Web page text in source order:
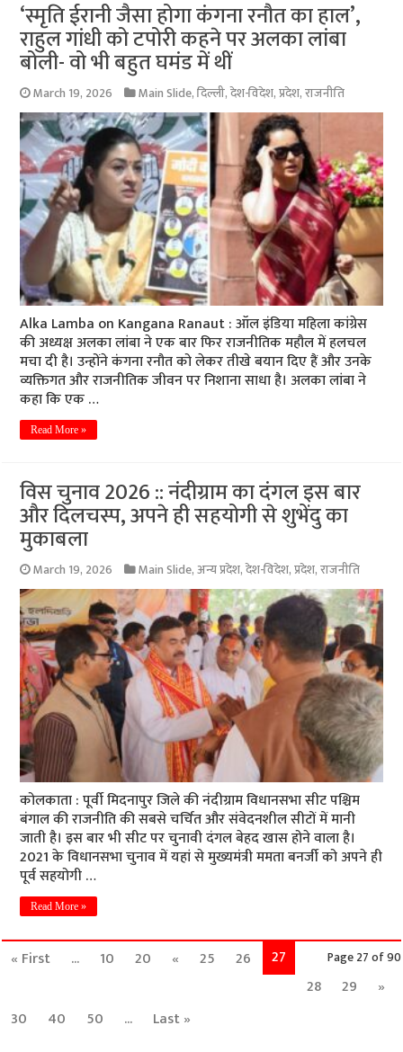
‘स्मृति ईरानी जैसा होगा कंगना रनौत का हाल’,
राहुल गांधी को टपोरी कहने पर अलका लांबा
बोली- वो भी बहुत घमंड में थीं
March 19, 2026 Main Slide,दिल्ली,देश-विदेश,प्रदेश,राजनीति
Alka Lamba on Kangana Ranaut : ऑल इंडिया महिला कांग्रेस
की अध्यक्ष अलका लांबा ने एक बार फिर राजनीतिक महौल में हलचल
मचा दी है। उन्होंने कंगना रनौत को लेकर तीखे बयान दिए हैं और उनके
व्यक्तिगत और राजनीतिक जीवन पर निशाना साधा है। अलका लांबा ने
कहा कि एक …
Read More »
विस चुनाव 2026 :: नंदीग्राम का दंगल इस बार
और दिलचस्प, अपने ही सहयोगी से शुभेंदु का
मुकाबला
March 19, 2026 Main Slide,अन्य प्रदेश,देश-विदेश,प्रदेश,राजनीति
कोलकाता : पूर्वी मिदनापुर जिले की नंदीग्राम विधानसभा सीट पश्चिम
बंगाल की राजनीति की सबसे चर्चित और संवेदनशील सीटों में मानी
जाती है। इस बार भी सीट पर चुनावी दंगल बेहद खास होने वाला है।
2021 के विधानसभा चुनाव में यहां से मुख्यमंत्री ममता बनर्जी को अपने ही
पूर्व सहयोगी …
Read More »
Page 27 of 90
« First ... 10 20 « 25 26
27
28
29
»
30
40 50 ... Last »